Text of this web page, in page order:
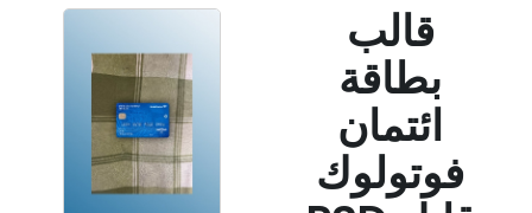
قالب
بطاقة
ائتمان
فوتولوك